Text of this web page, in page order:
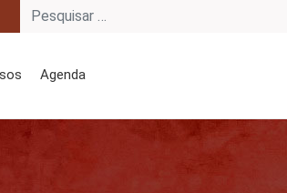
Agenda